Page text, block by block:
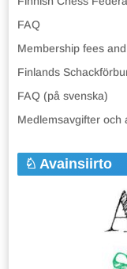
FAQ
Membership fees
Finlands
FAQ (på svenska)
Medlemsavgifter och
Avainsiirto